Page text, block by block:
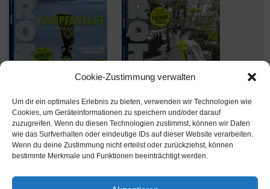
Cookie-Zustimmung verwalten
Um dir ein optimales Erlebnis zu bieten, verwenden wir Technologien wie
Cookies, um Geräteinformationen zu speichern und/oder darauf
zuzugreifen. Wenn du diesen Technologien zustimmst, können wir Daten
wie das Surfverhalten oder eindeutige IDs auf dieser Website verarbeiten.
Wenn du deine Zustimmung nicht erteilst oder zurückziehst, können
bestimmte Merkmale und Funktionen beeinträchtigt werden.
Ausgabe verpasst? Kein Problem – einfach nachbestellen im
Shop untershop.msv-medien.de